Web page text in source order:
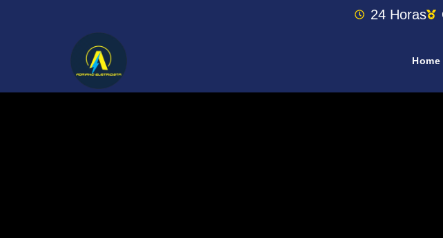
24 Horas
Home